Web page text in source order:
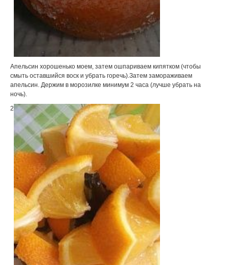
Апельсин хорошенько моем, затем ошпариваем кипятком (чтобы
смыть оставшийся воск и убрать горечь).Затем замораживаем
апельсин. Держим в морозилке минимум 2 часа (лучше убрать на
ночь).
2